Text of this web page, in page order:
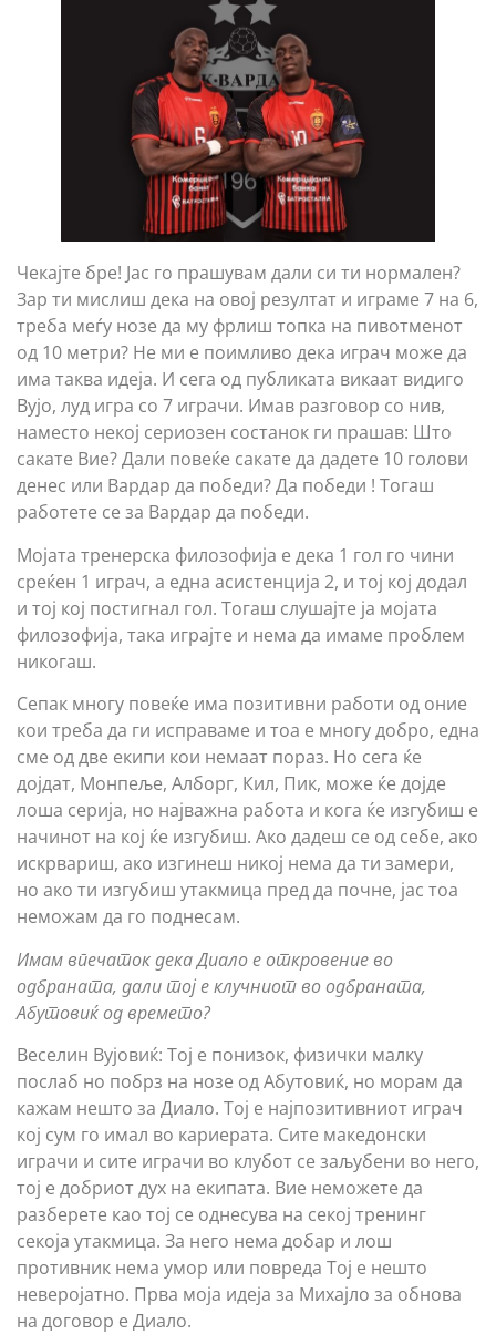
Чекајте бре! Јас го прашувам дали си ти нормален?
Зар ти мислиш дека на овој резултат и играме 7 на 6,
треба меѓу нозе да му фрлиш топка на пивотменот
од 10 метри? Не ми е поимливо дека играч може да
има таква идеја. И сега од публиката викаат видиго
Вујо, луд игра со 7 играчи. Имав разговор со нив,
наместо некој сериозен состанок ги прашав: Што
сакате Вие? Дали повеќе сакате да дадете 10 голови
денес или Вардар да победи? Да победи ! Тогаш
работете се за Вардар да победи.
Мојата тренерска филозофија е дека 1 гол го чини
среќен 1 играч, а една асистенција 2, и тој кој додал
и тој кој постигнал гол. Тогаш слушајте ја мојата
филозофија, така играјте и нема да имаме проблем
никогаш.
Сепак многу повеќе има позитивни работи од оние
кои треба да ги исправаме и тоа е многу добро, една
сме од две екипи кои немаат пораз. Но сега ќе
дојдат, Монпеље, Алборг, Кил, Пик, може ќе дојде
лоша серија, но најважна работа и кога ќе изгубиш е
начинот на кој ќе изгубиш. Ако дадеш се од себе, ако
искрвариш, ако изгинеш никој нема да ти замери,
но ако ти изгубиш утакмица пред да почне, јас тоа
неможам да го поднесам.
Имам впечаток дека Диало е откровение во
одбраната, дали тој е клучниот во одбраната,
Абутовиќ од времето?
Веселин Вујовиќ: Тој е понизок, физички малку
послаб но побрз на нозе од Абутовиќ, но морам да
кажам нешто за Диало. Тој е најпозитивниот играч
кој сум го имал во кариерата. Сите македонски
играчи и сите играчи во клубот се заљубени во него,
тој е добриот дух на екипата. Вие неможете да
разберете као тој се однесува на секој тренинг
секоја утакмица. За него нема добар и лош
противник нема умор или повреда Тој е нешто
неверојатно. Прва моја идеја за Михајло за обнова
на договор е Диало.